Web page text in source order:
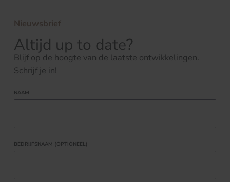
Nieuwsbrief
Altijd up to date?
Blijf op de hoogte van de laatste ontwikkelingen.
Schrijf je in!
NAAM
BEDRIJFSNAAM (OPTIONEEL)